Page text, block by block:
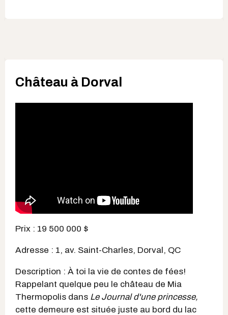
Château à Dorval
Prix : 19 500 000 $
Adresse : 1, av. Saint-Charles, Dorval, QC
Description : À toi la vie de contes de fées!
Rappelant quelque peu le château de Mia
Thermopolis dans Le Journal d'une princesse,
cette demeure est située juste au bord du lac